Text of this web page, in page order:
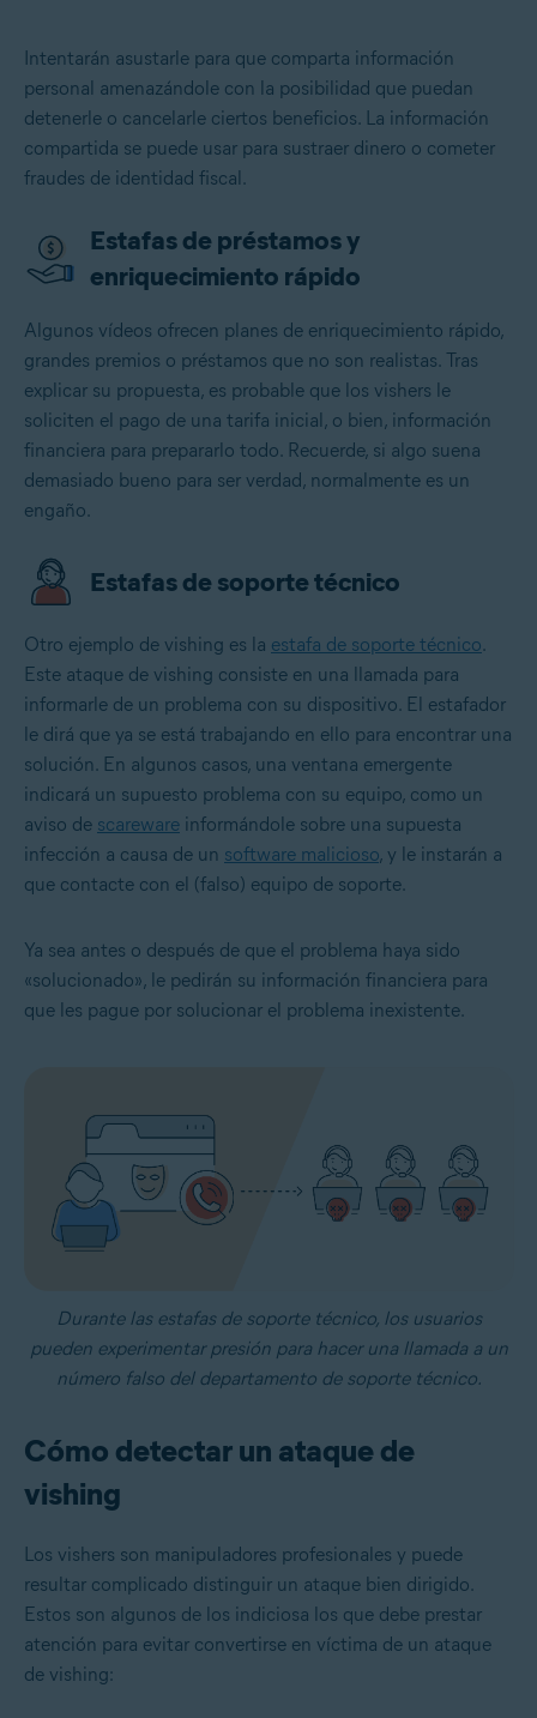
Intentarán asustarle para que comparta información
personal amenazándole con la posibilidad que puedan
detenerle o cancelarle ciertos beneficios. La información
compartida se puede usar para sustraer dinero o cometer
fraudes de identidad fiscal .
Estafas de préstamos y
enriquecimiento rápido
Algunos vídeos ofrecen planes de enriquecimiento rápido,
grandes premios o préstamos que no son realistas. Tras
explicar su propuesta, es probable que los vishers le
soliciten el pago de una tarifa inicial, o bien, información
financiera para prepararlo todo. Recuerde, si algo suena
demasiado bueno para ser verdad, normalmente es un
engaño.
Estafas de soporte técnico
Otro ejemplo de vishing es la estafa de soporte técnico.
Este ataque de vishing consiste en una llamada para
informarle de un problema con su dispositivo. El estafador
le dirá que ya se está trabajando en ello para encontrar una
solución. En algunos casos, una ventana emergente
indicará un supuesto problema con su equipo, como un
aviso de scareware informándole sobre una supuesta
infección a causa de un software malicioso, y le instarán a
que contacte con el (falso) equipo de soporte.
Ya sea antes o después de que el problema haya sido
«solucionado», le pedirán su información financiera para
que les pague por solucionar el problema inexistente.
Durante las estafas de soporte técnico, los usuarios
pueden experimentar presión para hacer una llamada a un
número falso del departamento de soporte técnico.
Cómo detectar un ataque de
vishing
Los vishers son manipuladores profesionales y puede
resultar complicado distinguir un ataque bien dirigido.
Estos son algunos de los indiciosa los que debe prestar
atención para evitar convertirse en víctima de un ataque
de vishing: